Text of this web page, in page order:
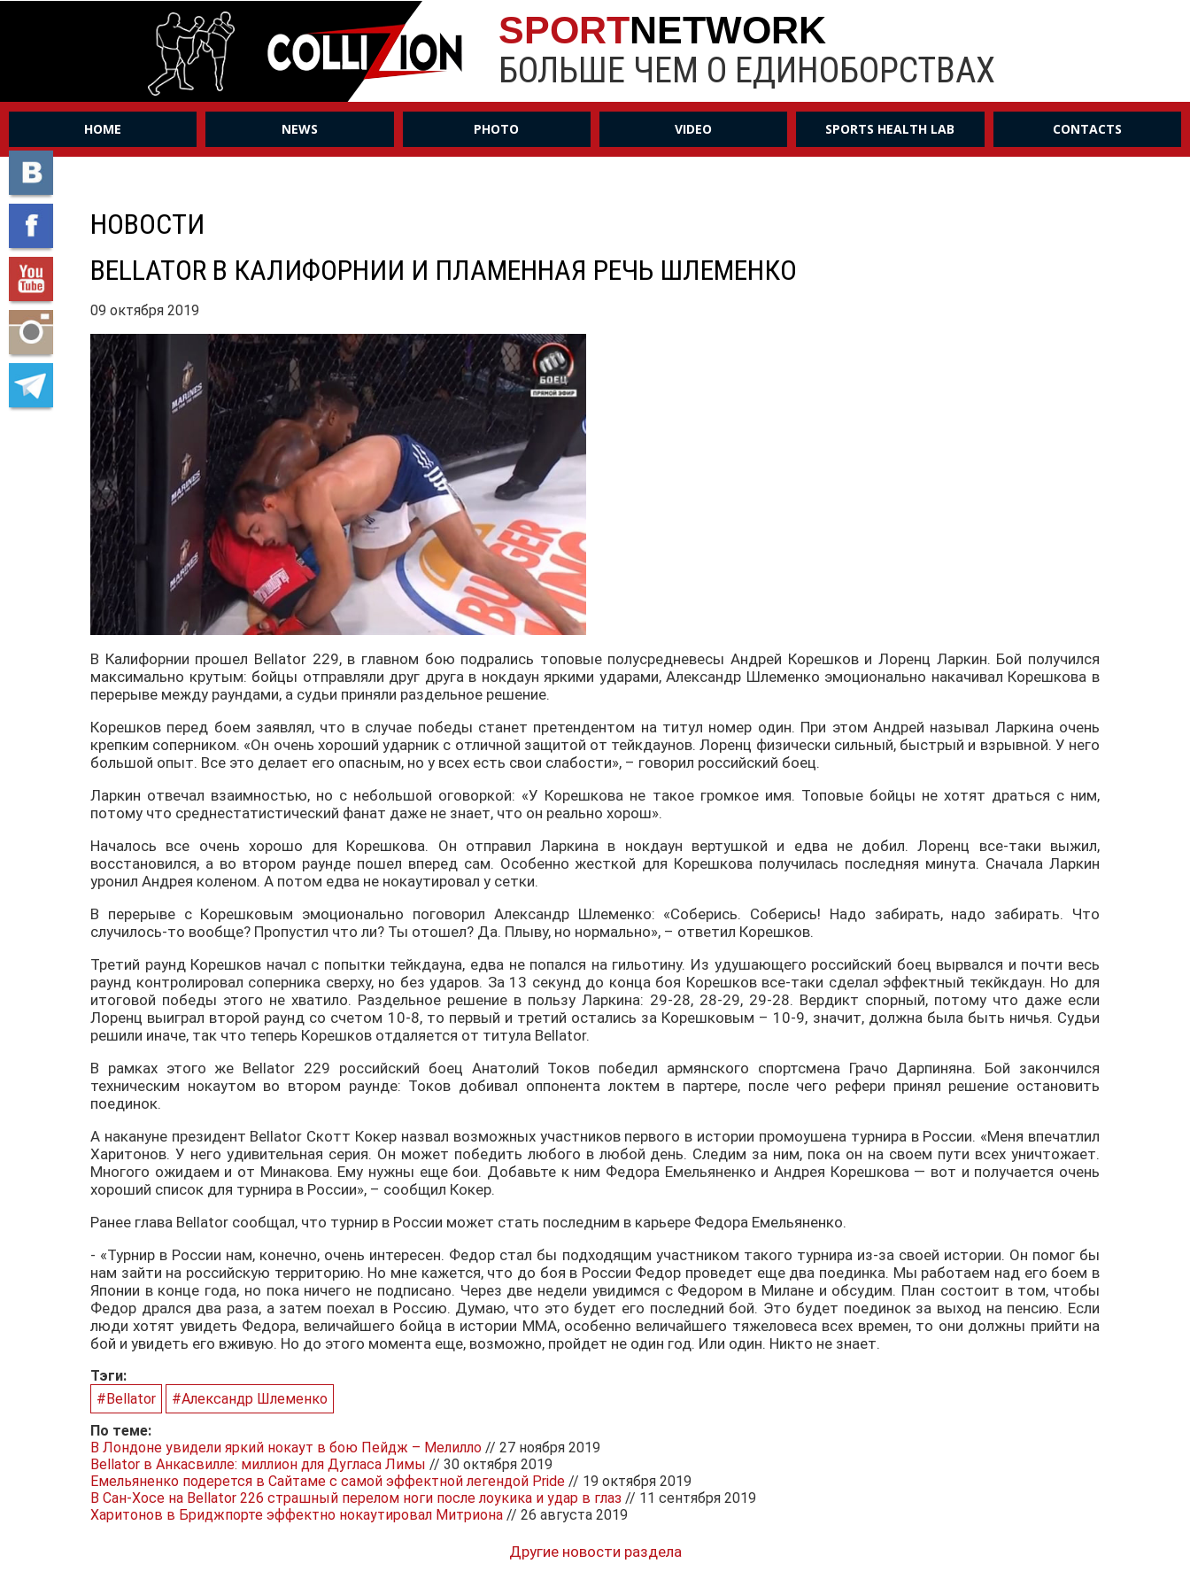
SPORTNETWORK
БОЛЬШЕ ЧЕМ О ЕДИНОБОРСТВАХ
HOME NEWS PHOTO VIDEO SPORTS HEALTH LAB CONTACTS
НОВОСТИ
BELLATOR В КАЛИФОРНИИ И ПЛАМЕННАЯ РЕЧЬ ШЛЕМЕНКО
09 октября 2019
В Калифорнии прошел Bellator 229, в главном бою подрались топовые полусредневесы Андрей Корешков и Лоренц Ларкин. Бой получился
максимально крутым: бойцы отправляли друг друга в нокдаун яркими ударами, Александр Шлеменко эмоционально накачивал Корешкова в
перерыве между раундами, а судьи приняли раздельное решение.
Корешков перед боем заявлял, что в случае победы станет претендентом на титул номер один. При этом Андрей называл Ларкина очень
крепким соперником. «Он очень хороший ударник с отличной защитой от тейкдаунов. Лоренц физически сильный, быстрый и взрывной. У него
большой опыт. Все это делает его опасным, но у всех есть свои слабости», – говорил российский боец.
Ларкин отвечал взаимностью, но с небольшой оговоркой: «У Корешкова не такое громкое имя. Топовые бойцы не хотят драться с ним,
потому что среднестатистический фанат даже не знает, что он реально хорош».
Началось все очень хорошо для Корешкова. Он отправил Ларкина в нокдаун вертушкой и едва не добил. Лоренц все-таки выжил,
восстановился, а во втором раунде пошел вперед сам. Особенно жесткой для Корешкова получилась последняя минута. Сначала Ларкин
уронил Андрея коленом. А потом едва не нокаутировал у сетки.
В перерыве с Корешковым эмоционально поговорил Александр Шлеменко: «Соберись. Соберись! Надо забирать, надо забирать. Что
случилось-то вообще? Пропустил что ли? Ты отошел? Да. Плыву, но нормально», – ответил Корешков.
Третий раунд Корешков начал с попытки тейкдауна, едва не попался на гильотину. Из удушающего российский боец вырвался и почти весь
раунд контролировал соперника сверху, но без ударов. За 13 секунд до конца боя Корешков все-таки сделал эффектный текйкдаун. Но для
итоговой победы этого не хватило. Раздельное решение в пользу Ларкина: 29-28, 28-29, 29-28. Вердикт спорный, потому что даже если
Лоренц выиграл второй раунд со счетом 10-8, то первый и третий остались за Корешковым – 10-9, значит, должна была быть ничья. Судьи
решили иначе, так что теперь Корешков отдаляется от титула Bellator.
В рамках этого же Bellator 229 российский боец Анатолий Токов победил армянского спортсмена Грачо Дарпиняна. Бой закончился
техническим нокаутом во втором раунде: Токов добивал оппонента локтем в партере, после чего рефери принял решение остановить
поединок.
А накануне президент Bellator Скотт Кокер назвал возможных участников первого в истории промоушена турнира в России. «Меня впечатлил
Харитонов. У него удивительная серия. Он может победить любого в любой день. Следим за ним, пока он на своем пути всех уничтожает.
Многого ожидаем и от Минакова. Ему нужны еще бои. Добавьте к ним Федора Емельяненко и Андрея Корешкова — вот и получается очень
хороший список для турнира в России», – сообщил Кокер.
Ранее глава Bellator сообщал, что турнир в России может стать последним в карьере Федора Емельяненко.
- «Турнир в России нам, конечно, очень интересен. Федор стал бы подходящим участником такого турнира из-за своей истории. Он помог бы
нам зайти на российскую территорию. Но мне кажется, что до боя в России Федор проведет еще два поединка. Мы работаем над его боем в
Японии в конце года, но пока ничего не подписано. Через две недели увидимся с Федором в Милане и обсудим. План состоит в том, чтобы
Федор дрался два раза, а затем поехал в Россию. Думаю, что это будет его последний бой. Это будет поединок за выход на пенсию. Если
люди хотят увидеть Федора, величайшего бойца в истории ММА, особенно величайшего тяжеловеса всех времен, то они должны прийти на
бой и увидеть его вживую. Но до этого момента еще, возможно, пройдет не один год. Или один. Никто не знает.
Тэги:
#Bellator
#Александр Шлеменко
По теме:
В Лондоне увидели яркий нокаут в бою Пейдж – Мелилло // 27 ноября 2019
Bellator в Анкасвилле: миллион для Дугласа Лимы // 30 октября 2019
Емельяненко подерется в Сайтаме с самой эффектной легендой Pride // 19 октября 2019
В Сан-Хосе на Bellator 226 страшный перелом ноги после лоукика и удар в глаз // 11 сентября 2019
Харитонов в Бриджпорте эффектно нокаутировал Митриона // 26 августа 2019
Другие новости раздела